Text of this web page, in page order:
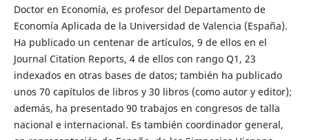
Doctor en Economía, es profesor del Departamento de
Economía Aplicada de la Universidad de Valencia (España).
Ha publicado un centenar de artículos, 9 de ellos en el
Journal Citation Reports, 4 de ellos con rango Q1, 23
indexados en otras bases de datos; también ha publicado
unos 70 capítulos de libros y 30 libros (como autor y editor);
además, ha presentado 90 trabajos en congresos de talla
nacional e internacional. Es también coordinador general,